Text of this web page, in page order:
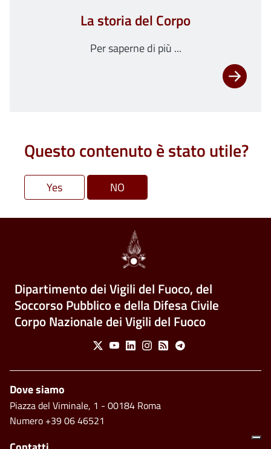
La storia del Corpo
Per saperne di più ...
Questo contenuto è stato utile?
Dipartimento dei Vigili del Fuoco, del
Soccorso Pubblico e della Difesa Civile
Corpo Nazionale dei Vigili del Fuoco
Social Menu
X YoutubeLinkedinInstagram
Feed Telegram
Piè di pagina
Dove siamo
Piazza del Viminale, 1 - 00184 Roma
Numero +39 06 46521